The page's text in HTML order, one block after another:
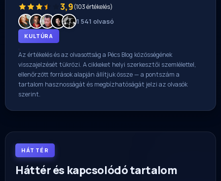
3,9(103 értékelés)
1 541 olvasó
KULTÚRA
Az értékelés és az olvasottság a Pécs Blog közösségének
visszajelzését tükrözi. A cikkeket helyi szerkesztői szemlélettel,
ellenőrzött források alapján állítjuk össze — a pontszám a
tartalom hasznosságát és megbízhatóságát jelzi az olvasók
szerint.
HÁTTÉR
Háttér és kapcsolódó tartalom